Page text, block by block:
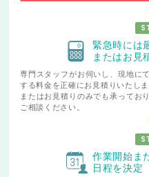
緊急時には
またはお見
専門スタッフがお伺いし、現地に
する料金を正確にお見積りいたしま
またはお見積りのみでも承ってお
ご相談ください。
作業開始ま
日程を決定